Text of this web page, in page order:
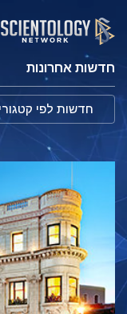
חדשות אחרונות
חדשות לפי